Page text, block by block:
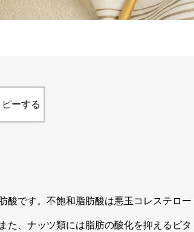
ーする
酸です。不飽和脂肪酸は悪玉コレステロー
た、ナッツ類には脂肪の酸化を抑えるビタ